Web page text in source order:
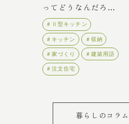
ってどうなんだろ
う？
＃Ⅱ型キッチン
＃キッチン ＃収納
＃家づくり ＃建築用語
＃注文住宅
暮らしのコラ